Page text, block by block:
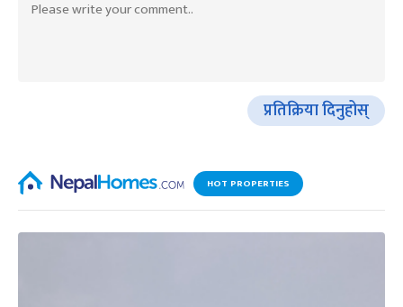
प्रतिक्रिया दिनुहोस्
HOT PROPERTIES